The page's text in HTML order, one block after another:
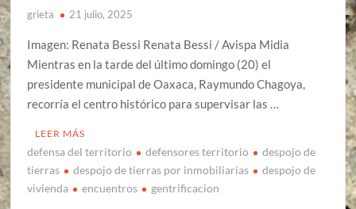
grieta 21 julio, 2025
Imagen: Renata Bessi Renata Bessi / Avispa Midia
Mientras en la tarde del último domingo (20) el
presidente municipal de Oaxaca, Raymundo Chagoya,
recorría el centro histórico para supervisar las …
LEER MÁS
defensa del territorio defensores territorio
despojo de
tierras
despojo de tierras por inmobiliarias
despojo de
vivienda
encuentros gentrificacion